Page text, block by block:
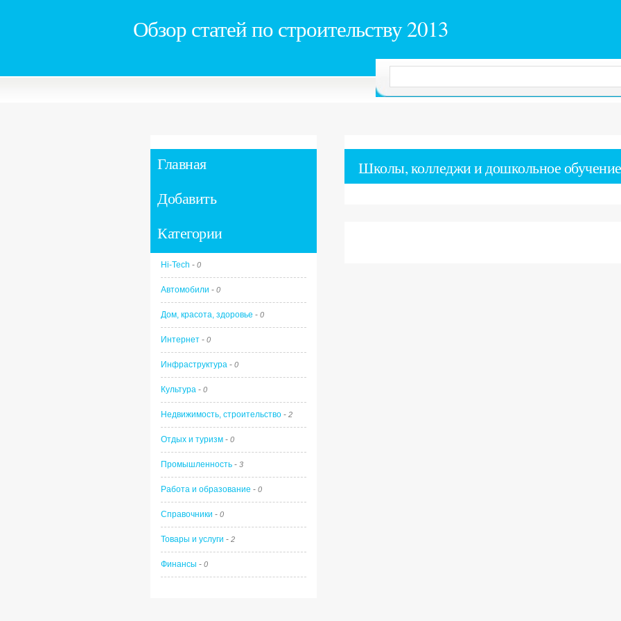
Обзор статей по строительству 2013
Школы, колледжи и дошкольное обучение
Главная
Добавить
Категории
Hi-Tech - 0
Автомобили - 0
Дом, красота, здоровье - 0
Интернет - 0
Инфраструктура - 0
Культура - 0
Недвижимость, строительство - 2
Отдых и туризм - 0
Промышленность - 3
Работа и образование - 0
Справочники - 0
Товары и услуги - 2
Финансы - 0